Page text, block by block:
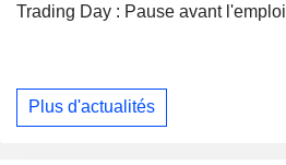
Trading Day : Pause avant l'emploi
Plus d'actualités